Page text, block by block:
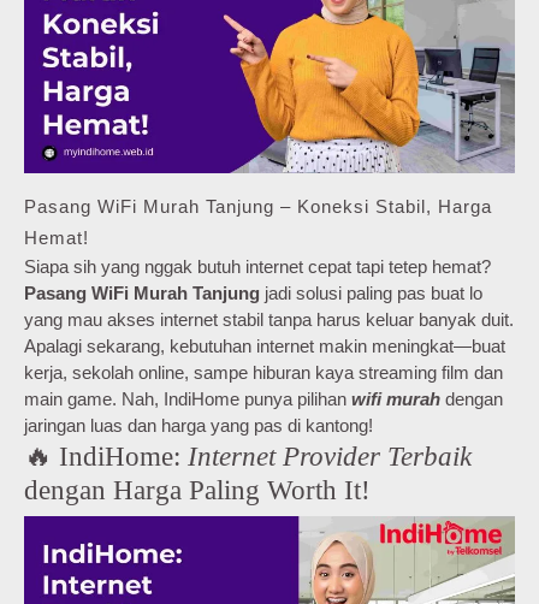
Pasang WiFi Murah Tanjung – Koneksi Stabil, Harga
Hemat!
Siapa sih yang nggak butuh internet cepat tapi tetep hemat?
Pasang WiFi Murah Tanjung jadi solusi paling pas buat lo
yang mau akses internet stabil tanpa harus keluar banyak duit.
Apalagi sekarang, kebutuhan internet makin meningkat—buat
kerja, sekolah online, sampe hiburan kaya streaming film dan
main game. Nah, IndiHome punya pilihan wifi murah dengan
jaringan luas dan harga yang pas di kantong!
🔥 IndiHome: Internet Provider Terbaik
dengan Harga Paling Worth It!